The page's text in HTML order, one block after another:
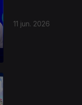
11 jun. 2026